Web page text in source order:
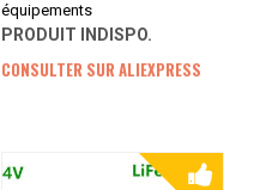
équipements
PRODUIT INDISPO.
CONSULTER SUR ALIEXPRESS